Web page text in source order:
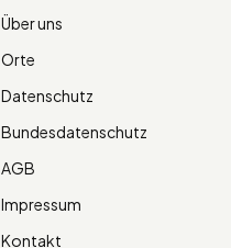
Über uns
Orte
Datenschutz
Bundesdatenschutz
AGB
Impressum
Kontakt